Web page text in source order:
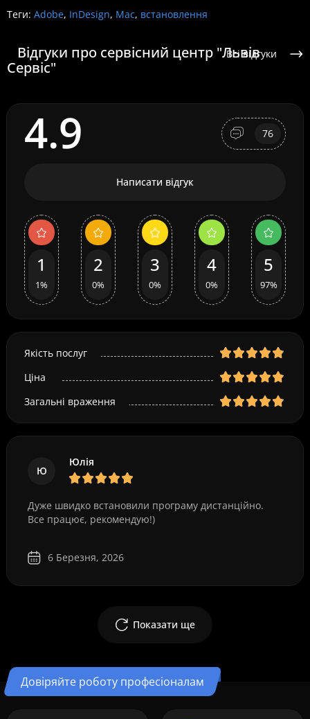
Теги: Adobe, InDesign, Mac, встановлення
Відгуки про сервісний центр "Львів
Сервіс"
Всі відгуки
4.9 76
Написати відгук
1
1%
2
0%
3
0%
4
0%
5
97%
Якість послуг
Ціна
Загальні враження
Ю
Юлія
Дуже швидко встановили програму дистанційно.
Все працює, рекомендую!)
6 Березня, 2026
Показати ще
Довіряйте роботу професіоналам